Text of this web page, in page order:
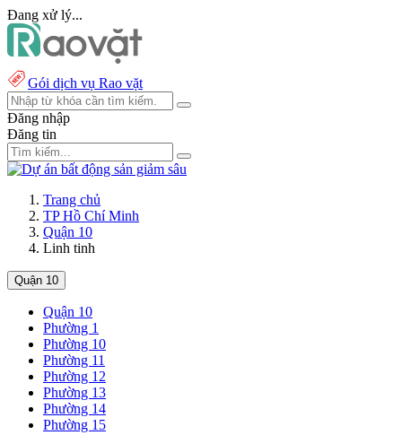
Đang xử lý...
Gói dịch vụ Rao vặt
Đăng nhập
Đăng tin
Trang chủ
TP Hồ Chí Minh
Quận 10
Linh tinh
Quận 10
Quận 10
Phường 1
Phường 10
Phường 11
Phường 12
Phường 13
Phường 14
Phường 15